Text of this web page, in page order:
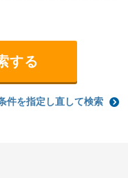
件を指定し直して検索